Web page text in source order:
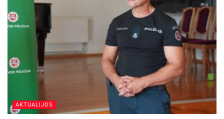
AKTUALIJOS